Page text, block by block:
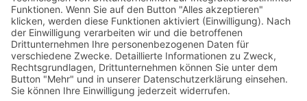
59494 Soest
Telefon:02921 9670-0